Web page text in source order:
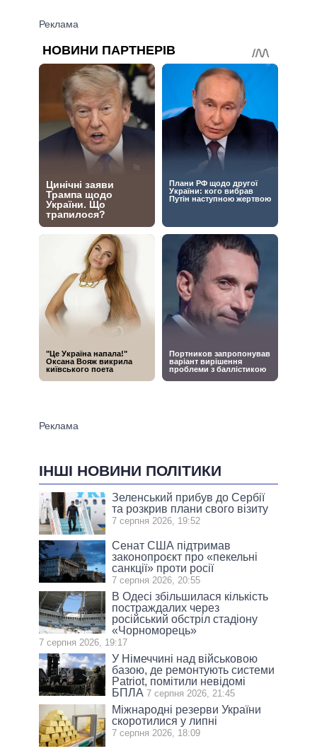
ІНШІ НОВИНИ ПОЛІТИКИ
Зеленський прибув до Сербії
та розкрив плани свого візиту
7 серпня 2026, 19:52
Сенат США підтримав
законопроєкт про «пекельні
санкції» проти росії
7 серпня 2026, 20:55
В Одесі збільшилася кількість
постраждалих через
російський обстріл стадіону
«Чорноморець»
7 серпня 2026, 19:17
У Німеччині над військовою
базою, де ремонтують системи
Patriot, помітили невідомі
БПЛА 7 серпня 2026, 21:45
Міжнародні резерви України
скоротилися у липні
7 серпня 2026, 18:09